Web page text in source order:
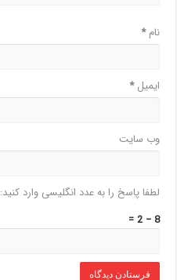
نام*
ایمیل*
وب‌ سایت
لطفا پاسخ را به عدد انگلیسی وارد کنید:
8 − 2 =